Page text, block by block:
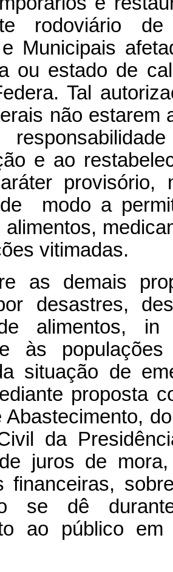
rodoviário de
Municipais
ou estado de
Tal
não estarem
e ao
provisório,
modo a
alimentos,
vitimadas.
as demais
desastres,
alimentos, in
às
situação de
proposta
Abastecimento,
da
juros de
financeiras,
se dê
ao público